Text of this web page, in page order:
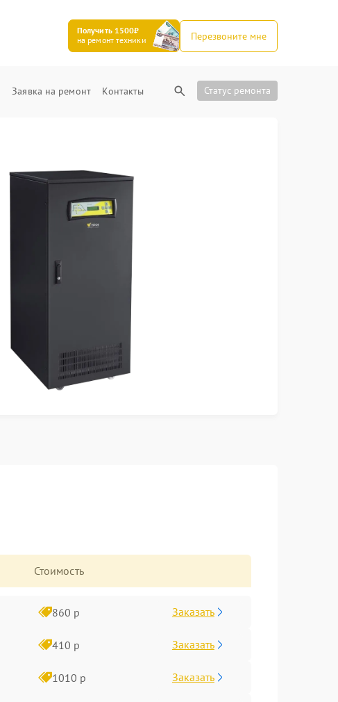
Получить 1500₽
на ремонт техники
Перезвоните мне
Заявка на ремонт Контакты Статус ремонта
Стоимость
860 р Заказать
410 р Заказать
1010 р Заказать